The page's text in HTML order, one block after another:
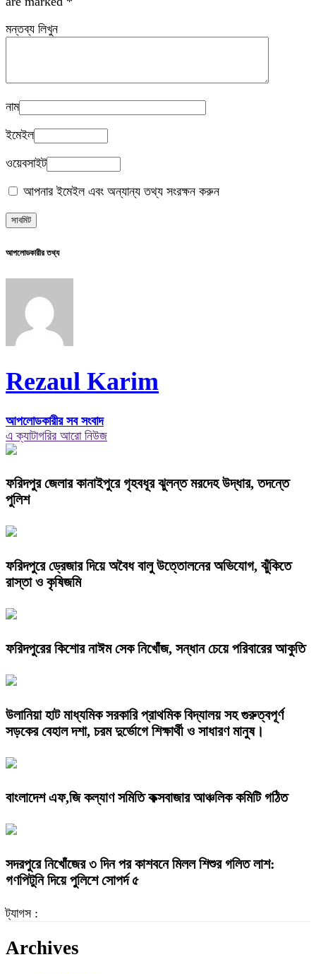
মন্তব্য লিখুন
নাম
ইমেইল
ওয়েবসাইট
আপনার ইমেইল এবং অন্যান্য তথ্য সংরক্ষন করুন
আপলোডকারীর তথ্য
Rezaul Karim
আপলোডকারীর সব সংবাদ
এ ক্যাটাগরির আরো নিউজ
ফরিদপুর জেলার কানাইপুরে গৃহবধূর ঝুলন্ত মরদেহ উদ্ধার, তদন্তে
পুলিশ
ফরিদপুরে ড্রেজার দিয়ে অবৈধ বালু উত্তোলনের অভিযোগ, ঝুঁকিতে
রাস্তা ও কৃষিজমি
ফরিদপুরের কিশোর নাঈম সেক নিখোঁজ, সন্ধান চেয়ে পরিবারের আকুতি
উলানিয়া হাট মাধ্যমিক সরকারি প্রাথমিক বিদ্যালয় সহ গুরুত্বপূর্ণ
সড়কের বেহাল দশা, চরম দুর্ভোগে শিক্ষার্থী ও সাধারণ মানুষ।
বাংলাদেশ এফ,জি কল্যাণ সমিতি কক্সবাজার আঞ্চলিক কমিটি গঠিত
সদরপুরে নিখোঁজের ৩ দিন পর কাশবনে মিলল শিশুর গলিত লাশ:
গণপিটুনি দিয়ে পুলিশে সোপর্দ ৫
ট্যাগস :
Archives